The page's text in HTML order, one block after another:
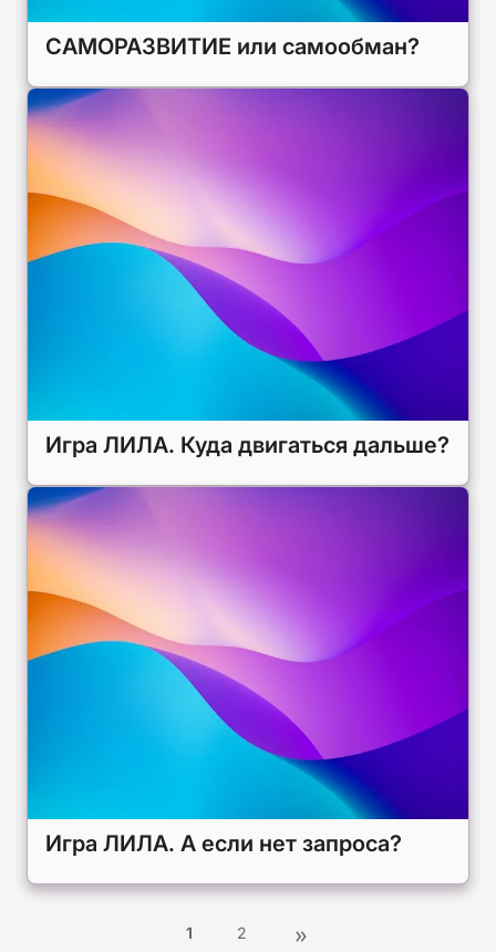
САМОРАЗВИТИЕ или самообман?
Игра ЛИЛА. Куда двигаться дальше?
Игра ЛИЛА. А если нет запроса?
1 2